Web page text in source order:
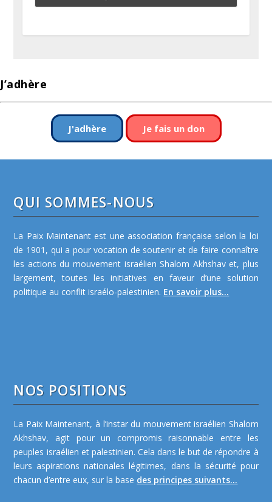
J’adhère
J'adhère Je fais un don
QUI SOMMES-NOUS
La Paix Maintenant est une association française selon la loi
de 1901, qui a pour vocation de soutenir et de faire connaître
les actions du mouvement israélien Shalom Akhshav et, plus
largement, toutes les initiatives en faveur d’une solution
politique au conflit israélo-palestinien. En savoir plus...
NOS POSITIONS
La Paix Maintenant, à l’instar du mouvement israélien Shalom
Akhshav, agit pour un compromis raisonnable entre les
peuples israélien et palestinien. Cela dans le but de répondre à
leurs aspirations nationales légitimes, dans la sécurité pour
chacun d’entre eux, sur la base des principes suivants...